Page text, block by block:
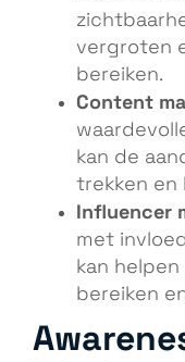
vergroten
bereiken.
Content
kan de
trekken en
Influencer
met
kan
bereiken